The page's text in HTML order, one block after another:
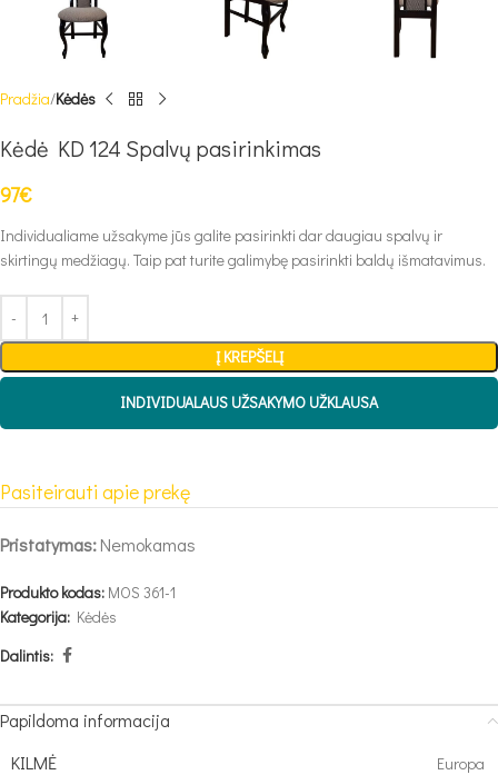
Pradžia Kėdės
Kėdė KD 124 Spalvų pasirinkimas
97€
Individualiame užsakyme jūs galite pasirinkti dar daugiau spalvų ir
skirtingų medžiagų. Taip pat turite galimybę pasirinkti baldų išmatavimus.
Į KREPŠELĮ
INDIVIDUALAUS UŽSAKYMO UŽKLAUSA
Pasiteirauti apie prekę
Pristatymas:Nemokamas
Produkto kodas: MOS 361-1
Kategorija: Kėdės
Dalintis:
Papildoma informacija
KILMĖ
Europa